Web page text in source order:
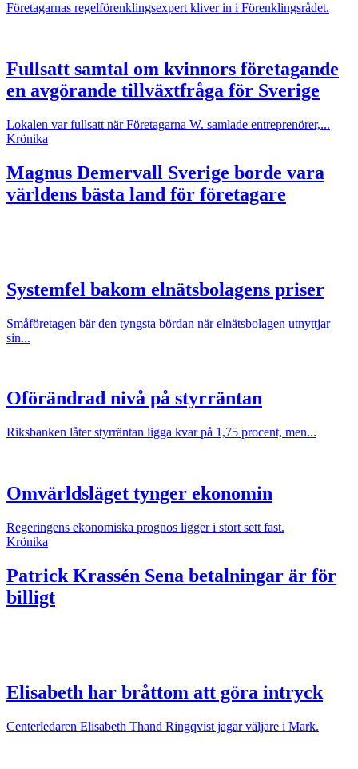
Företagarnas regelförenklingsexpert kliver in i Förenklingsrådet.
Fullsatt samtal om kvinnors företagande
en avgörande tillväxtfråga för Sverige
Lokalen var fullsatt när Företagarna W. samlade entreprenörer,...
Krönika
Magnus Demervall Sverige borde vara
världens bästa land för företagare
Systemfel bakom elnätsbolagens priser
Småföretagen bär den tyngsta bördan när elnätsbolagen utnyttjar
sin...
Oförändrad nivå på styrräntan
Riksbanken låter styrräntan ligga kvar på 1,75 procent, men...
Omvärldsläget tynger ekonomin
Regeringens ekonomiska prognos ligger i stort sett fast.
Krönika
Patrick Krassén Sena betalningar är för
billigt
Elisabeth har bråttom att göra intryck
Centerledaren Elisabeth Thand Ringqvist jagar väljare i Mark.